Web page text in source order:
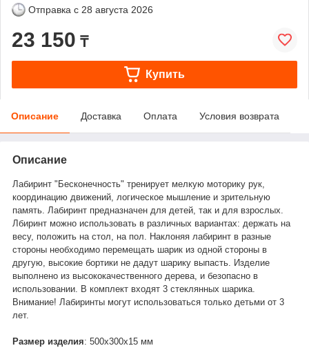
Отправка с 28 августа 2026
23 150 ₸
Купить
Описание Доставка Оплата Условия возврата
Описание
Лабиринт "Бесконечность" тренирует мелкую моторику рук,
координацию движений, логическое мышление и зрительную
память. Лабиринт предназначен для детей, так и для взрослых.
Лбиринт можно использовать в различных вариантах: держать на
весу, положить на стол, на пол. Наклоняя лабиринт в разные
стороны необходимо перемещать шарик из одной стороны в
другую, высокие бортики не дадут шарику выпасть. Изделие
выполнено из высококачественного дерева, и безопасно в
использовании. В комплект входят 3 стеклянных шарика.
Внимание! Лабиринты могут использоваться только детьми от 3
лет.
Размер изделия: 500х300х15 мм